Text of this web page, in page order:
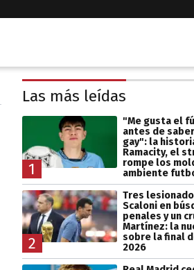
Las más leídas
1
"Me gusta el
antes de
gay": la
Ramacity, el
rompe los
ambiente
2
Tres
Scaloni en
penales y un
Martínez: la
sobre la final
2026